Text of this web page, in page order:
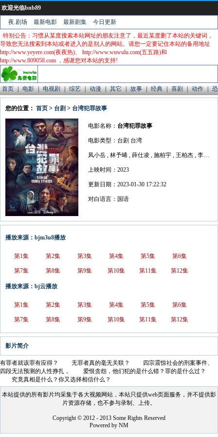
欢迎光临bnb89
夜.剧场 最新电影 最新剧集
今日更新
特别公告：习惯从某度搜索本站网址的朋友注意了，最近某度删了本站的关键词，
导致您无法搜索到本站或者进入的是别人的网站。请您一定要记住本站的备用地址
http://www.yeyere.com(夜夜热)、 http://www.wuwulu.com(五五路)和
http://www.809058.com ，感谢您对本站的支持!
首页 | 电影 | 电视剧 | 综艺 | 动漫 | 其它 | 故事 | 经典 | 喜剧 | 动作 |
您的位置： 首页 > 台剧 > 台湾犯罪故事
电影名称： 台湾犯罪故事
电影类型：台剧 台湾
凤小岳 , 林予晞 , 薛仕凌 , 施柏宇 , 王柏杰 , 李铭忠 , 傅孟柏 , 蔡凡熙 , 李霈瑜 , 陈以文 , 宋芸桦
上映时间：2023
更新日期：2023-01-30 17:22:32
对白语言：国语
播放来源：bjm3u8播放
第1集 第2集 第3集 第4集 第5集 第6集
第7集 第8集 第9集 第10集 第11集 第12集
播放来源：bj云播放
第1集 第2集 第3集 第4集 第5集 第6集
第7集 第8集 第9集 第10集 第11集 第12集
影片简介
有罪者就该罪有应得？ 无罪者真的毫无关联？ 四宗震惊社会的刑案事件、
四段无法预测的人性挣扎， 爱恨贪怨，他们犯的是什么错？罪的是什么过？
究竟真相是什么？你又选择相信什么？
本站提供的所有影片均采集于各大视频网站，本站只提供web页面服务，并不提供影
片资源存储，也不参与录制、上传。
Copyright © 2012 - 2013 Some Rights Reserved
Powered by NM